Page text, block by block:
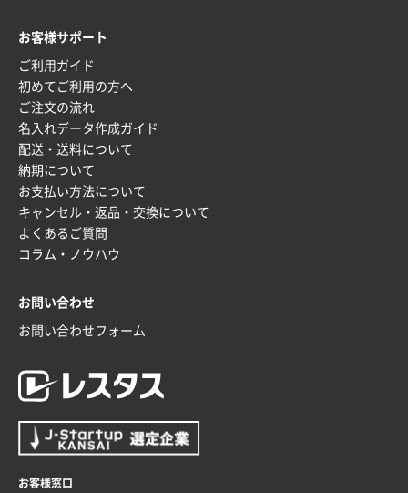
2025年12月16日 10:39
短納期対応が素晴らしい
富山県O社様
uni ジェットストリーム 07
2025年12月09日 14:04
安い、早い
埼玉県G社様
ラミネート紙袋 規格L4サイズ(B4対応)
2025年12月04日 17:34
兵庫県のお客様
2025年12月02日 23:00
ロゴが入れられること
大阪府E社様
2025年11月28日 15:13
お客様サポート
ご利用ガイド
初めてご利用の方へ
ご注文の流れ
名入れデータ作成ガイド
配送・送料について
納期について
お支払い方法について
キャンセル・返品・交換について
よくあるご質問
コラム・ノウハウ
お問い合わせ
お問い合わせフォーム
お客様窓口